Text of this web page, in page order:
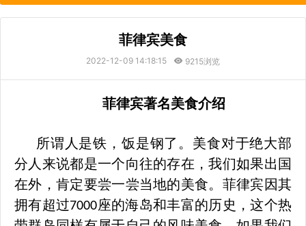
菲律宾美食
2022-12-09 14:18:15 9215浏览
菲律宾著名美食介绍
所谓人是铁，饭是钢了。美食对于绝大部
分人来说都是一个向往的存在，我们如果出国
在外，肯定要尝一尝当地的美食。 菲律宾因其
拥有超过7000座的海岛和丰富的历史，这个热